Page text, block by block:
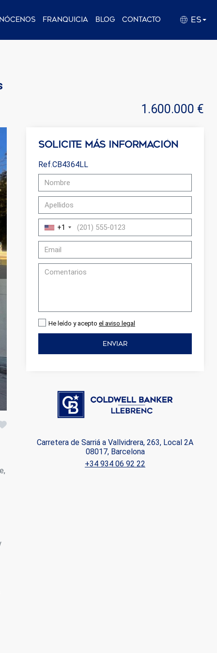
Franquicia Blog Contacto ES
1.600.000 €
Solicite más información
Ref.CB4364LL
+1
He leído y acepto el aviso legal
ENVIAR
Carretera de Sarriá a Vallvidrera, 263, Local 2A
08017, Barcelona
+34 934 06 92 22
este
de
uso